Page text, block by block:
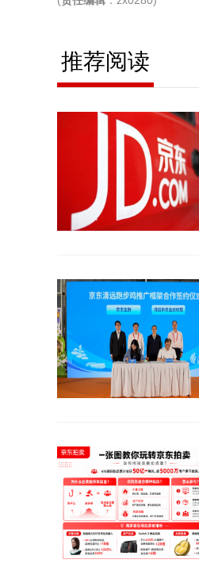
推荐阅读